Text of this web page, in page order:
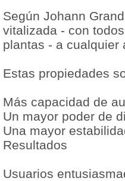
Según Johann
vitalizada - con
plantas - a cualquier
Estas propiedades
Más capacidad de
Un mayor poder de
Una mayor
Resultados
Usuarios